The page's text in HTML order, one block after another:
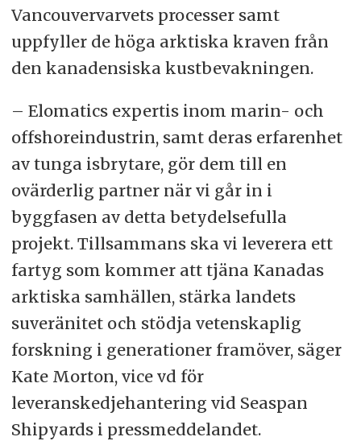
Vancouvervarvets processer samt
uppfyller de höga arktiska kraven från
den kanadensiska kustbevakningen.
– Elomatics expertis inom marin- och
offshoreindustrin, samt deras erfarenhet
av tunga isbrytare, gör dem till en
ovärderlig partner när vi går in i
byggfasen av detta betydelsefulla
projekt. Tillsammans ska vi leverera ett
fartyg som kommer att tjäna Kanadas
arktiska samhällen, stärka landets
suveränitet och stödja vetenskaplig
forskning i generationer framöver, säger
Kate Morton, vice vd för
leveranskedjehantering vid Seaspan
Shipyards i pressmeddelandet.